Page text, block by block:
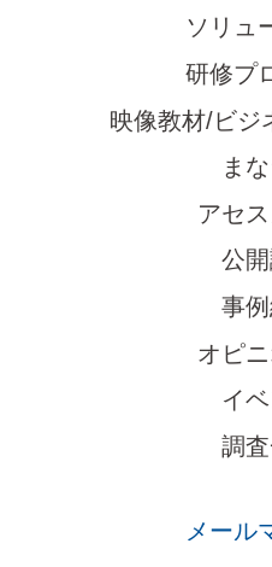
ソリュ
研修プ
映像教材/ビジ
ま
アセ
公
事
オピ
イ
調
メール